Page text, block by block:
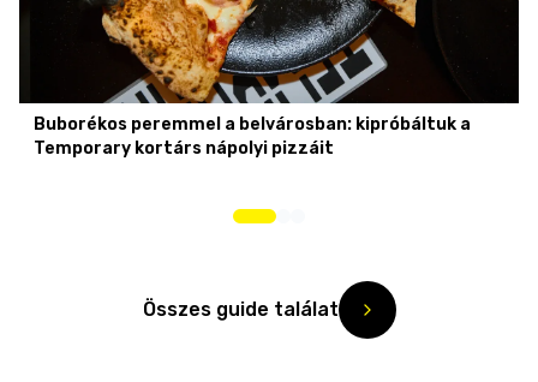
Buborékos peremmel a belvárosban: kipróbáltuk a
Temporary kortárs nápolyi pizzáit
Összes guide találat